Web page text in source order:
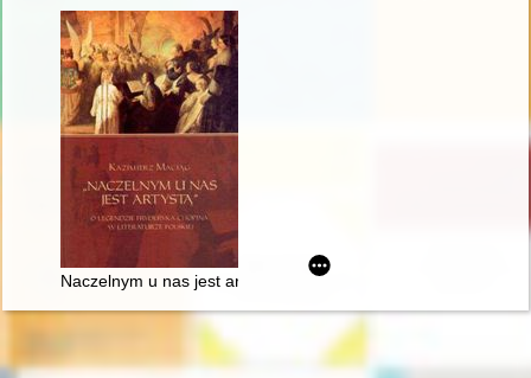
Naczelnym u nas jest artystą". O legendzie Fryderyka